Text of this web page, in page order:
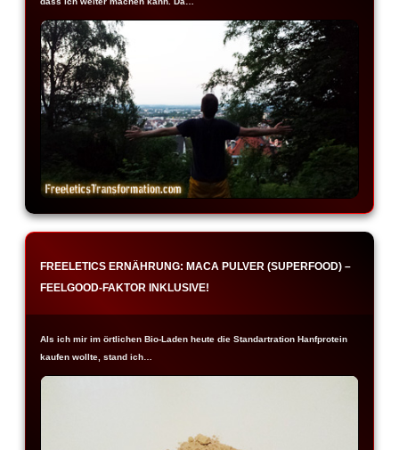
FREELETICS ERNÄHRUNG: MACA PULVER (SUPERFOOD) –
FEELGOOD-FAKTOR INKLUSIVE!
Als ich mir im örtlichen Bio-Laden heute die Standartration Hanfprotein
kaufen wollte, stand ich…